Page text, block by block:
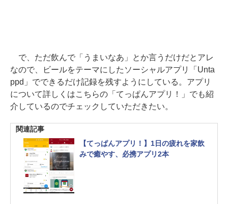
で、ただ飲んで「うまいなあ」とか言うだけだとアレ
なので、ビールをテーマにしたソーシャルアプリ「Unta
ppd」でできるだけ記録を残すようにしている。アプリ
について詳しくはこちらの「てっぱんアプリ！」でも紹
介しているのでチェックしていただきたい。
関連記事
【てっぱんアプリ！】1日の疲れを家飲
みで癒やす、必携アプリ2本